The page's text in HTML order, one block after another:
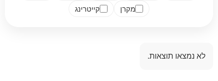
מקרן
קייטרינג
לא נמצאו תוצאות.